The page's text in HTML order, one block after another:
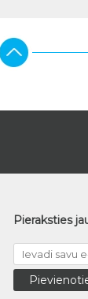
Pieraksties